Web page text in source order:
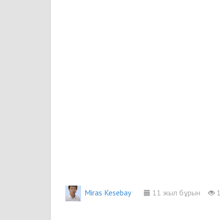
Miras Kesebay 11 жыл бұрын